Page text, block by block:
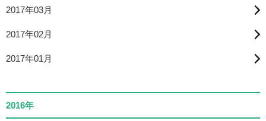
2017年03月
2017年02月
2017年01月
2016年